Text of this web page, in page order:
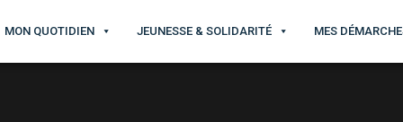
MON QUOTIDIEN JEUNESSE & SOLIDARITÉ MES